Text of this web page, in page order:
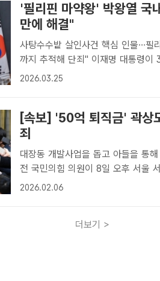
'필리핀 마약왕' 박왕열
만에 해결"
사탕수수밭 살인사건 핵심 인물…필
까지 추적해 단죄" 이재명 대통령이 3월 3일(현지시간) 필리핀 마닐라 말라
카냥궁에서 페르디난드 로무알데즈
2026.03.25
[속보] '50억 퇴직금' 곽상
죄
대장동 개발사업을 돕고 아들을 통
전 국민의힘 의원이 8일 오후 서울
범죄 가중처벌 등에 관한 법률 위반(
2026.02.06
더보기 >